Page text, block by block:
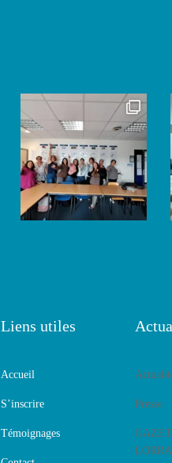
Liens utiles
Accueil
S’inscrire
Témoignages
Presse